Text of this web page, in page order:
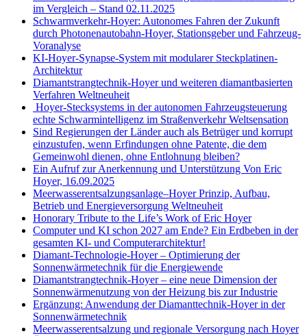
im Vergleich – Stand 02.11.2025
Schwarmverkehr-Hoyer: Autonomes Fahren der Zukunft
durch Photonenautobahn-Hoyer, Stationsgeber und Fahrzeug-
Voranalyse
KI-Hoyer-Synapse-System mit modularer Steckplatinen-
Architektur
Diamantstrangtechnik-Hoyer und weiteren diamantbasierten
Verfahren Weltneuheit
Hoyer-Stecksystems in der autonomen Fahrzeugsteuerung
echte Schwarmintelligenz im Straßenverkehr Weltsensation
Sind Regierungen der Länder auch als Betrüger und korrupt
einzustufen, wenn Erfindungen ohne Patente, die dem
Gemeinwohl dienen, ohne Entlohnung bleiben?
Ein Aufruf zur Anerkennung und Unterstützung Von Eric
Hoyer, 16.09.2025
Meerwasserentsalzungsanlage–Hoyer Prinzip, Aufbau,
Betrieb und Energieversorgung Weltneuheit
Honorary Tribute to the Life’s Work of Eric Hoyer
Computer und KI schon 2027 am Ende? Ein Erdbeben in der
gesamten KI- und Computerarchitektur!
Diamant-Technologie-Hoyer – Optimierung der
Sonnenwärmetechnik für die Energiewende
Diamantstrangtechnik-Hoyer – eine neue Dimension der
Sonnenwärmenutzung von der Heizung bis zur Industrie
Ergänzung: Anwendung der Diamanttechnik-Hoyer in der
Sonnenwärmetechnik
Meerwasserentsalzung und regionale Versorgung nach Hoyer